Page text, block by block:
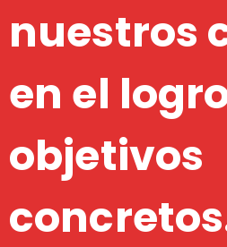
nuestros
en el
objetivos